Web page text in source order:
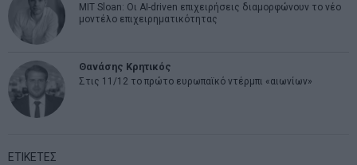
MIT Sloan: Οι AI-driven επιχειρήσεις διαμορφώνουν το νέο
μοντέλο επιχειρηματικότητας
Θανάσης Κρητικός
Στις 11/12 το πρώτο ευρωπαϊκό ντέρμπι «αιωνίων»
ΕΤΙΚΕΤΕΣ